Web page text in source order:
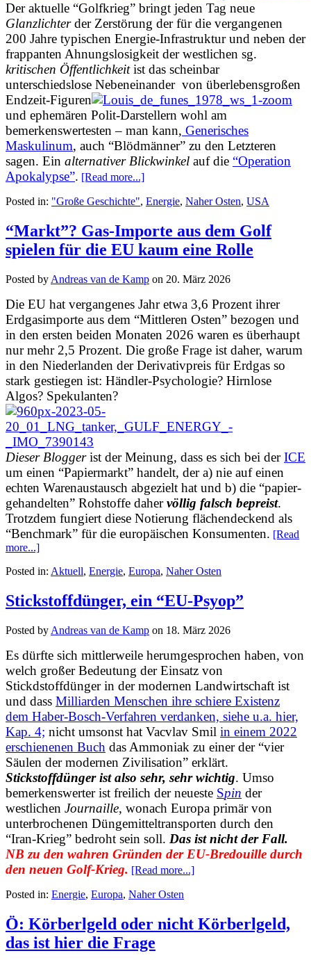
Der aktuelle “Golfkrieg” bringt jeden Tag neue
Glanzlichterder Zerstörung der für die vergangenen
200 Jahre typischen Energie-Infrastruktur und neben der
frappanten Ahnungslosigkeit der westlichen sg.
kritischen Öffentlichkeitist das scheinbar
unterschiedslose Nebeneinander von überlebensgroßen
Endzeit-Figuren
und ephemären Polit-Darstellern wohl am
bemerkenswertesten – man kann, Generisches
Maskulinum, auch “Blödmänner” zu den Letzteren
sagen. Ein alternativer Blickwinkel auf die “Operation
Apokalypse”. [Read more...]
Posted in: "Große Geschichte", Energie, Naher Osten, USA
“Markt”? Gas-Importe aus dem Golf
spielen für die EU kaum eine Rolle
Posted by Andreas van de Kamp on 20. März 2026
Die EU hat vergangenes Jahr etwa 3,6 Prozent ihrer
Erdgasimporte aus dem “Mittleren Osten” bezogen und
in den ersten beiden Monaten 2026 waren es überhaupt
nur mehr 2,5 Prozent. Die große Frage ist daher, warum
in den Niederlanden der Derivativpreis für Erdgas so
stark gestiegen ist: Händler-Psychologie? Hirnlose
Algos? Spekulanten?
Dieser Bloggerist der Meinung, dass es sich bei derICE
um einen “Papiermarkt” handelt, der a) nie auf einen
echten Warenaustausch abgezielt hat und b) die “papier-
gehandelten” Rohstoffe dahervöllig falsch bepreist.
Trotzdem fungiert diese Notierung flächendeckend als
“Benchmark” für die europäischen Konsumenten. [Read
more...]
Posted in: Aktuell, Energie, Europa, Naher Osten
Stickstoffdünger, ein “EU-Psyop”
Posted by Andreas van de Kamp on 18. März 2026
Es dürfte sich mittlerweile herumgesprochen haben, von
welch großer Bedeutung der Einsatz von
Stickdstoffdünger in der modernen Landwirtschaft ist
und dass Milliarden Menschen ihre schiere Existenz
dem Haber-Bosch-Verfahren verdanken, siehe u.a. hier,
Kap. 4; nicht umsonst hat Vacvlav Smil in einem 2022
erschienenen Buch das Ammoniak zu einer der “vier
Säulen der modernen Zivilisation” erklärt.
Stickstoffdünger ist also sehr, sehr wichtig. Umso
bemerkenswerter ist freilich der neueste Spin der
westlichen Journaille, wonach Europa primär von
unterbrochenen Düngemitteltransporten durch den
“Iran-Krieg” bedroht sein soll. Das ist nicht der Fall.
NB zu den wahren Gründen der EU-Bredouille durch
den neuen Golf-Krieg. [Read more...]
Posted in: Energie, Europa, Naher Osten
Ö: Körberlgeld oder nicht Körberlgeld,
das ist hier die Frage